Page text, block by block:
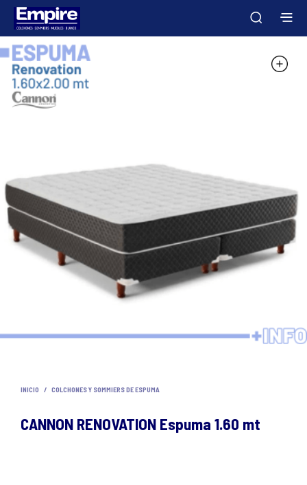
INICIO / COLCHONES Y SOMMIERS DE ESPUMA
CANNON RENOVATION Espuma 1.60 mt